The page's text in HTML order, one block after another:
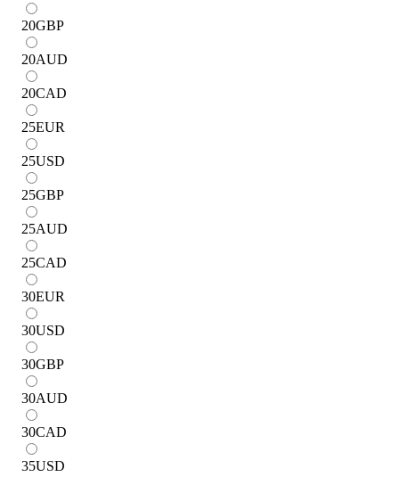
20GBP
20AUD
20CAD
25EUR
25USD
25GBP
25AUD
25CAD
30EUR
30USD
30GBP
30AUD
30CAD
35USD